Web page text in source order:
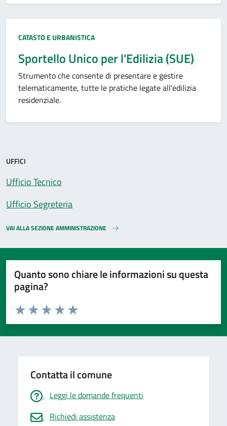
Categoria:
CATASTO E URBANISTICA
Sportello Unico per l'Edilizia (SUE)
Strumento che consente di presentare e gestire
telematicamente, tutte le pratiche legate all'edilizia
residenziale.
UFFICI
Ufficio Tecnico
Ufficio Segreteria
VAI ALLA SEZIONE AMMINISTRAZIONE
Quanto sono chiare le informazioni su questa
pagina?
Valuta da 1 a 5 stelle la pagina
Valuta 5 stelle su 5
Valuta 4 stelle su 5
Valuta 3 stelle su 5
Valuta 2 stelle su 5
Valuta 1 stelle su 5
Contatta il comune
Leggi le domande frequenti
Richiedi assistenza